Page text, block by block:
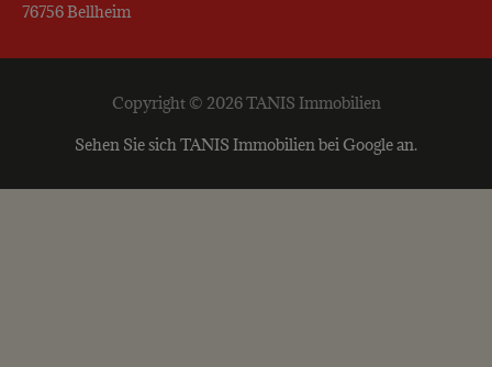
76756 Bellheim
Copyright © 2026 TANIS Immobilien
Sehen Sie sich TANIS Immobilien bei Google an.